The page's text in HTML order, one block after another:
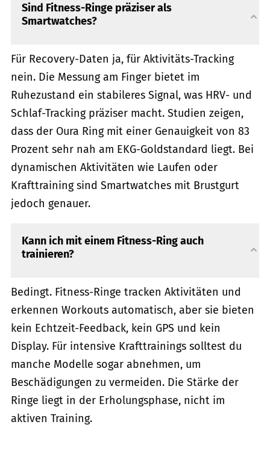
Sind Fitness-Ringe präziser als
Smartwatches?
Für Recovery-Daten ja, für Aktivitäts-Tracking
nein. Die Messung am Finger bietet im
Ruhezustand ein stabileres Signal, was HRV- und
Schlaf-Tracking präziser macht. Studien zeigen,
dass der Oura Ring mit einer Genauigkeit von 83
Prozent sehr nah am EKG-Goldstandard liegt. Bei
dynamischen Aktivitäten wie Laufen oder
Krafttraining sind Smartwatches mit Brustgurt
jedoch genauer.
Kann ich mit einem Fitness-Ring auch
trainieren?
Bedingt. Fitness-Ringe tracken Aktivitäten und
erkennen Workouts automatisch, aber sie bieten
kein Echtzeit-Feedback, kein GPS und kein
Display. Für intensive Krafttrainings solltest du
manche Modelle sogar abnehmen, um
Beschädigungen zu vermeiden. Die Stärke der
Ringe liegt in der Erholungsphase, nicht im
aktiven Training.